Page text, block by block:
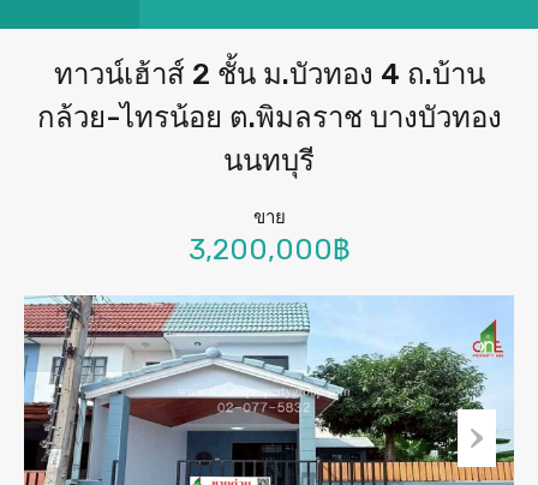
ทาวน์เฮ้าส์ 2 ชั้น ม.บัวทอง 4 ถ.บ้าน
กล้วย-ไทรน้อย ต.พิมลราช บางบัวทอง
นนทบุรี
ขาย
3,200,000฿